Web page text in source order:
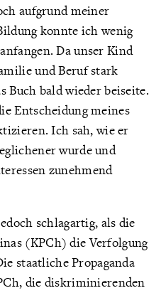
aufgrund meiner
konnte ich wenig
Da unser Kind
und Beruf stark
Buch bald wieder beiseite.
Entscheidung meines
Ich sah, wie er
wurde und
zunehmend
schlagartig, als die
(KPCh) die Verfolgung
staatliche Propaganda
die diskriminierenden